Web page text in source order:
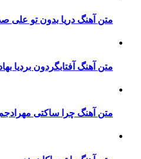
آهنگ دریا بدون تو علی صدیقی
آهنگ آفتابگردون بردیا بهادر
آهنگ چرا ساکتی مهرادجم